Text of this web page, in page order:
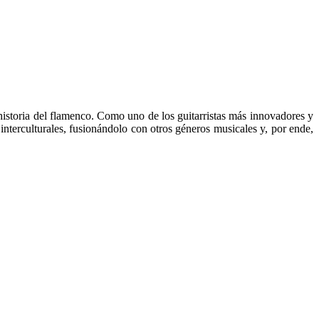
del flamenco. Como uno de los guitarristas más innovadores y
fusionándolo con otros géneros musicales y, por ende,